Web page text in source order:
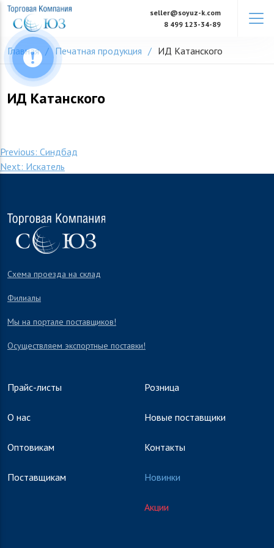
Skip
content
seller@soyuz-k.com
8 499 123-34-89
Главная Печатная продукция ИД Катанского
ИД Катанского
Навигация
по
Previous: Синдбад
Next: Искатель
Схема проезда на склад
Филиалы
Мы на портале поставщиков!
Осуществляем экспортные поставки!
Прайс-листы
О нас
Оптовикам
Поставщикам
Розница
Новые поставщики
Контакты
Новинки
Акции